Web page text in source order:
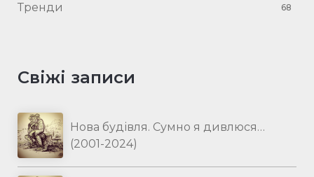
Тренди 68
Свіжі записи
Нова будівля. Сумно я дивлюся…
(2001-2024)